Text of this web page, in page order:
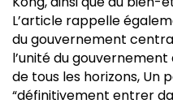
L’article rappelle
du gouvernement
l’unité du
de tous les horizons, Un
“définitivement entrer